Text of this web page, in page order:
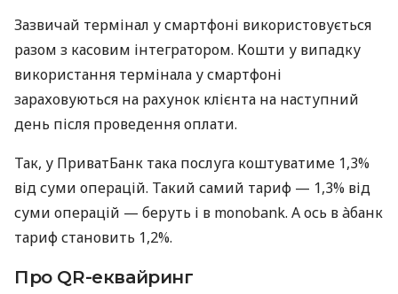
Зазвичай термінал у смартфоні використовується
разом з касовим інтегратором. Кошти у випадку
використання термінала у смартфоні
зараховуються на рахунок клієнта на наступний
день після проведення оплати.
Так, у ПриватБанк така послуга коштуватиме 1,3%
від суми операцій. Такий самий тариф — 1,3% від
суми операцій — беруть і в monobank. А ось в àбанк
тариф становить 1,2%.
Про QR-еквайринг